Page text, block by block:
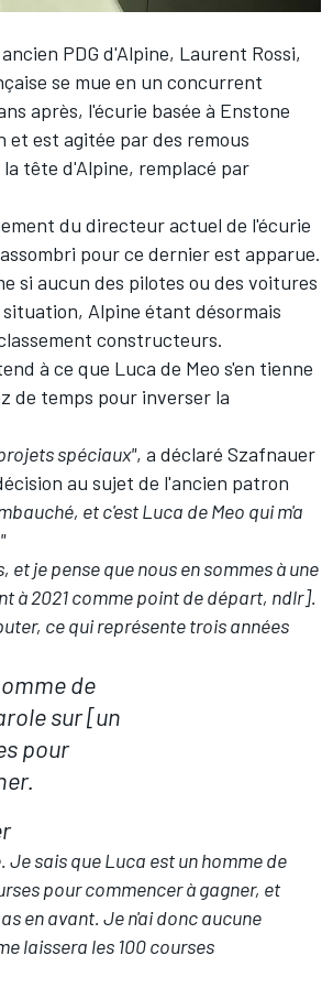
PDG d'Alpine, Laurent Rossi,
se mue en un concurrent
après, l'écurie basée à Enstone
et est agitée par des remous
tête d'Alpine, remplacé par
du directeur actuel de l'écurie
pour ce dernier est apparue.
si aucun des pilotes ou des voitures
Alpine étant désormais
constructeurs.
à ce que Luca de Meo s'en tienne
de temps pour inverser la
spéciaux", a déclaré Szafnauer
au sujet de l'ancien patron
et c'est Luca de Meo qui m'a
je pense que nous en sommes à une
à 2021 comme point de départ, ndlr].
ce qui représente trois années
de
sur [un
pour
sais que Luca est un homme de
pour commencer à gagner, et
en avant. Je n'ai donc aucune
laissera les 100 courses